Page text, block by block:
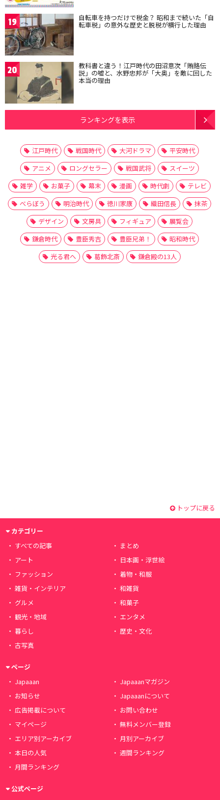
19 自転車を持つだけで税金？ 昭和まで続いた「自
転車税」の意外な歴史と脱税が横行した理由
20 教科書と違う！江戸時代の田沼意次「賄賂伝
説」の嘘と、水野忠邦が「大奥」を敵に回した
本当の理由
ランキングを表示
江戸時代 戦国時代 大河ドラマ
平安時代
アニメ
ロングセラー 戦国武将
スイーツ
雑学
お菓子 幕末 漫画 時代劇
テレビ
べらぼう
明治時代 徳川家康 織田信長
抹茶
デザイン
文房具 フィギュア
展覧会
鎌倉時代
豊臣秀吉 豊臣兄弟！
昭和時代
光る君へ
葛飾北斎 鎌倉殿の13人
トップに戻る
カテゴリー
すべての記事
まとめ
アート
日本画・浮世絵
ファッション
着物・和服
雑貨・インテリア
和雑貨
グルメ
和菓子
観光・地域
エンタメ
暮らし
歴史・文化
古写真
ページ
Japaaan
Japaaanマガジン
お知らせ
Japaaanについて
広告掲載について
お問い合わせ
マイページ
無料メンバー登録
エリア別アーカイブ
月別アーカイブ
本日の人気
週間ランキング
月間ランキング
公式ページ